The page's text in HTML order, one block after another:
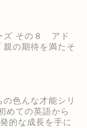
ズ その８ アド
親の期待を満たそ
色んな才能シリ
ての英語から
的な成長を手に